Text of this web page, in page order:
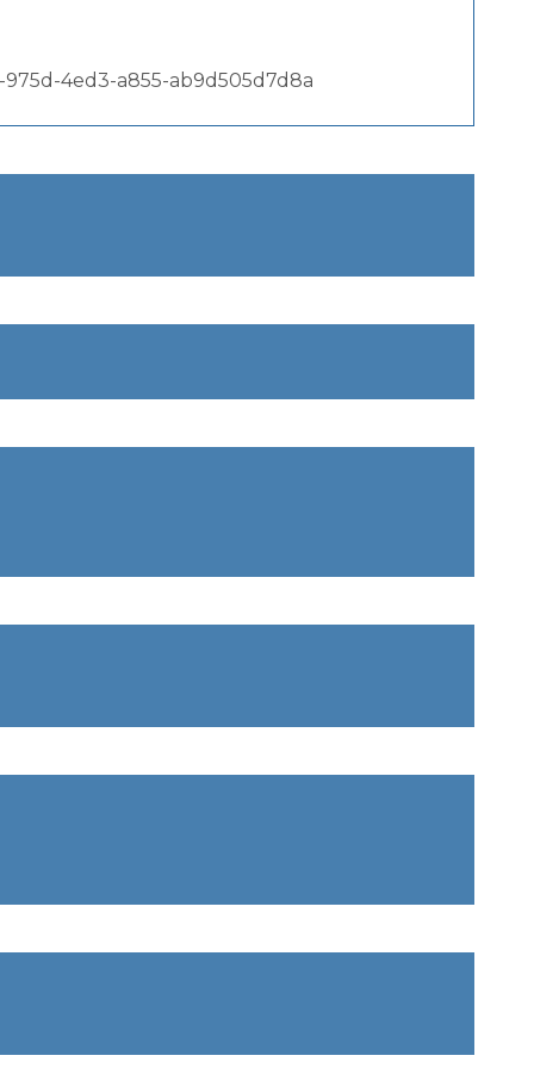
4ed3-a855-ab9d505d7d8a